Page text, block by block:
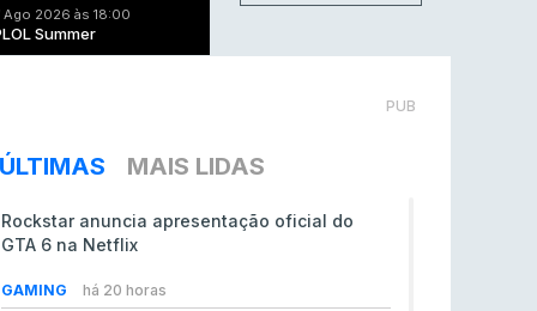
Ago 2026 às 18:00
Summer
PUB
ÚLTIMAS MAIS LIDAS
Rockstar anuncia apresentação oficial do
GTA 6 na Netflix
GAMING há 20 horas